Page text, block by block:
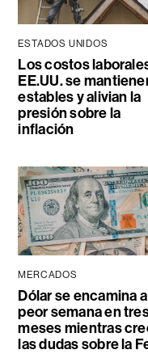
ESTADOS UNIDOS
Los costos
EE.UU. se
estables y alivian la
presión sobre la
inflación
MERCADOS
Dólar se encamina
peor semana en
meses mientras
las dudas sobre la